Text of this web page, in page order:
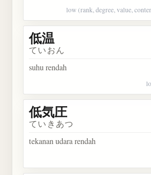
low (rank, degree, value,
低温
ていおん
suhu rendah
低気圧
ていきあつ
tekanan udara rendah